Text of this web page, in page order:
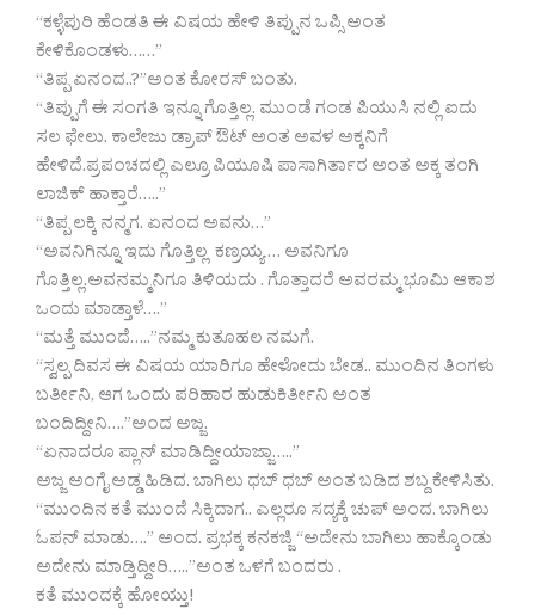
“ಕಳ್ಳೆಪುರಿ ಹೆಂಡತಿ ಈ ವಿಷಯ ಹೇಳಿ ತಿಪ್ಪುನ ಒಪ್ಸಿ ಅಂತ
ಕೇಳಿಕೊಂಡಳು……”
“ತಿಪ್ಪ ಏನಂದ..?”ಅಂತ ಕೋರಸ್ ಬಂತು.
“ತಿಪ್ಪುಗೆ ಈ ಸಂಗತಿ ಇನ್ನೂ ಗೊತ್ತಿಲ್ಲ. ಮುಂಡೆ ಗಂಡ ಪಿಯುಸಿ ನಲ್ಲಿ ಐದು
ಸಲ ಫೇಲು. ಕಾಲೇಜು ಡ್ರಾಪ್ ಔಟ್ ಅಂತ ಅವಳ ಅಕ್ಕನಿಗೆ
ಹೇಳಿದೆ.ಪ್ರಪಂಚದಲ್ಲಿ ಎಲ್ರೂ ಪಿಯೂಷಿ ಪಾಸಾಗಿರ್ತಾರ ಅಂತ ಅಕ್ಕ ತಂಗಿ
ಲಾಜಿಕ್ ಹಾಕ್ತಾರೆ…..”
“ತಿಪ್ಪ ಲಕ್ಕಿ ನನ್ಮಗ. ಏನಂದ ಅವನು…”
“ಅವನಿಗಿನ್ನೂ ಇದು ಗೊತ್ತಿಲ್ಲ ಕಣ್ರಯ್ಯ … ಅವನಿಗೂ
ಗೊತ್ತಿಲ್ಲ.ಅವನಮ್ಮನಿಗೂ ತಿಳಿಯದು . ಗೊತ್ತಾದರೆ ಅವರಮ್ಮ ಭೂಮಿ ಆಕಾಶ
ಒಂದು ಮಾಡ್ತಾಳೆ….”
“ಮತ್ತೆ ಮುಂದೆ…..”ನಮ್ಮ ಕುತೂಹಲ ನಮಗೆ.
“ಸ್ವಲ್ಪ ದಿವಸ ಈ ವಿಷಯ ಯಾರಿಗೂ ಹೇಳೋದು ಬೇಡ.. ಮುಂದಿನ ತಿಂಗಳು
ಬರ್ತೀನಿ, ಆಗ ಒಂದು ಪರಿಹಾರ ಹುಡುಕಿರ್ತೀನಿ ಅಂತ
ಬಂದಿದ್ದೀನಿ….”ಅಂದ ಅಜ್ಜ.
“ಏನಾದರೂ ಪ್ಲಾನ್ ಮಾಡಿದ್ದೀಯಾಜ್ಜಾ…..”
ಅಜ್ಜ ಅಂಗೈ ಅಡ್ಡ ಹಿಡಿದ. ಬಾಗಿಲು ಧಬ್ ಧಬ್ ಅಂತ ಬಡಿದ ಶಬ್ದ ಕೇಳಿಸಿತು.
“ಮುಂದಿನ ಕತೆ ಮುಂದೆ ಸಿಕ್ಕಿದಾಗ.. ಎಲ್ಲರೂ ಸದ್ಯಕ್ಕೆ ಚುಪ್ ಅಂದ. ಬಾಗಿಲು
ಓಪನ್ ಮಾಡು….” ಅಂದ. ಪ್ರಭಕ್ಕ ಕನಕಜ್ಜಿ “ಅದೇನು ಬಾಗಿಲು ಹಾಕ್ಕೊಂಡು
ಅದೇನು ಮಾಡ್ತಿದ್ದೀರಿ…..”ಅಂತ ಒಳಗೆ ಬಂದರು .
ಕತೆ ಮುಂದಕ್ಕೆ ಹೋಯ್ತು!